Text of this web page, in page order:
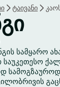
r
H
o
m
e
ტაივანი
სამყარო